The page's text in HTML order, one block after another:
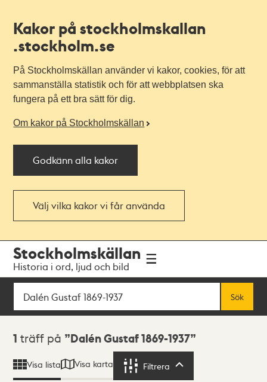
Kakor på stockholmskallan
.stockholm.se
På Stockholmskällan använder vi kakor, cookies, för att
sammanställa statistik och för att webbplatsen ska
fungera på ett bra sätt för dig.
Om kakor på Stockholmskällan
Godkänn alla kakor
Välj vilka kakor vi får använda
navigationen
huvudinnehållet
Stockholmskällan
Historia i ord, ljud och bild
Sök
Sök
Sökresultat
1 träff på Dalén Gustaf 1869-1937
Visa lista Visa karta Filtrera